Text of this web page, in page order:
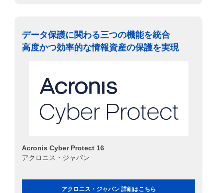
データ保護に関わる三つの機能を統合
高度かつ効率的な情報資産の保護を実現
Acronis Cyber Protect 16
アクロニス・ジャパン
アクロニス・ジャパン 詳細はこちら